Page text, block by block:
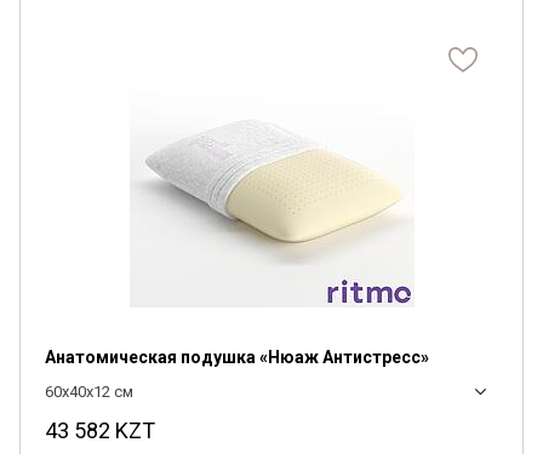
Анатомическая подушка «Нюаж Антистресс»
60x40x12 см
43 582 KZT